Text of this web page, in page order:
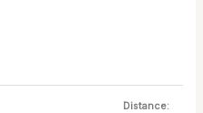
Distance: